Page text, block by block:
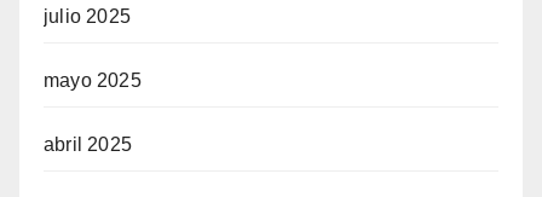
julio 2025
mayo 2025
abril 2025